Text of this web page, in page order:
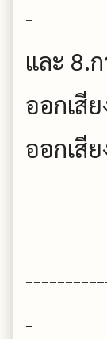
-
และ 8.
ออกเสี
ออกเสีย
-